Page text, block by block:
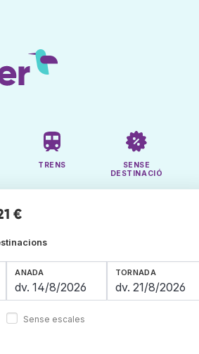
TRENS
SENSE
DESTINACIÓ
€
ANADA TORNADA
Sense escales